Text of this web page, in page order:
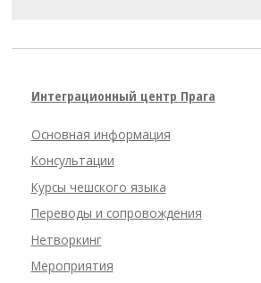
Интеграционный центр Прага
Основная информация
Консультации
Курсы чешского языка
Переводы и сопровождения
Нетворкинг
Мероприятия